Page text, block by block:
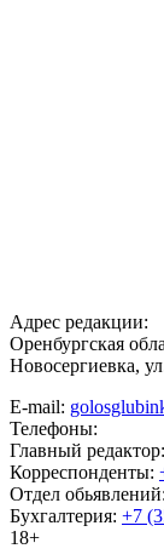
Адрес редакции:
Оренбургская
Новосергиевка,
E-mail:
Телефоны:
Главный редактор:
Корреспонденты:
Отдел обьявлений:
Бухгалтерия: +7
18+